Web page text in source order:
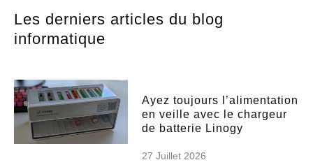
Les derniers articles du blog
informatique
Ayez toujours l’alimentation
en veille avec le chargeur
de batterie Linogy
27 Juillet 2026